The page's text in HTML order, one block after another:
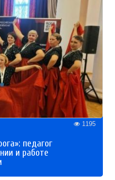
1195
педагог
и работе